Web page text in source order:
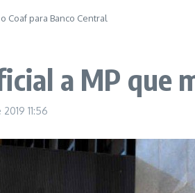
Coaf para Banco Central
a MP que
11:56